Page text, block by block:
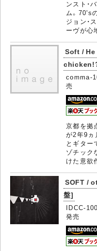
ンスト・
ム。70's
ジョン・
ーヴが心
Soft /
comma-
売
京都を拠
が2年9ヵ
とギター
ゾチック
けた意欲
SOFT /
盤]
IDCC-
発売